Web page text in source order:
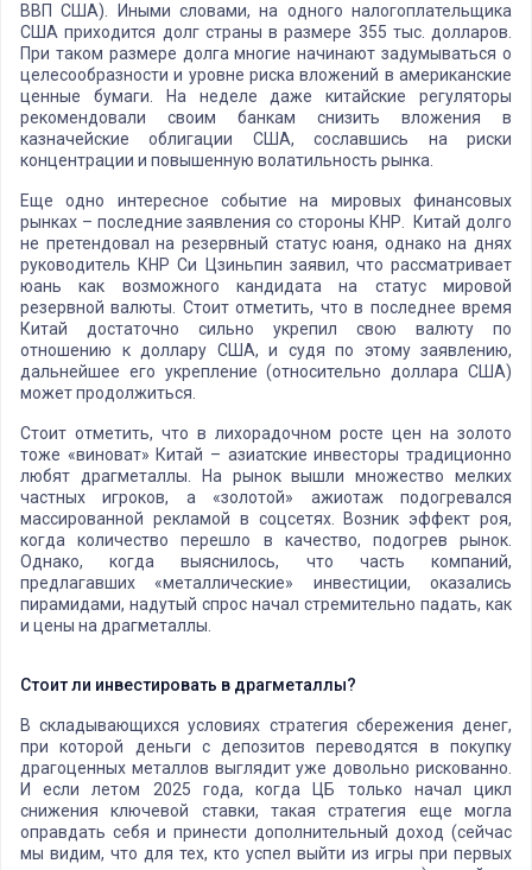
ВВП США). Иными словами, на одного налогоплательщика
США приходится долг страны в размере 355 тыс. долларов.
При таком размере долга многие начинают задумываться о
целесообразности и уровне риска вложений в американские
ценные бумаги. На неделе даже китайские регуляторы
рекомендовали своим банкам снизить вложения в
казначейские облигации США, сославшись на риски
концентрации и повышенную волатильность рынка.
Еще одно интересное событие на мировых финансовых
рынках – последние заявления со стороны КНР. Китай долго
не претендовал на резервный статус юаня, однако на днях
руководитель КНР Си Цзиньпин заявил, что рассматривает
юань как возможного кандидата на статус мировой
резервной валюты. Стоит отметить, что в последнее время
Китай достаточно сильно укрепил свою валюту по
отношению к доллару США, и судя по этому заявлению,
дальнейшее его укрепление (относительно доллара США)
может продолжиться.
Стоит отметить, что в лихорадочном росте цен на золото
тоже «виноват» Китай – азиатские инвесторы традиционно
любят драгметаллы. На рынок вышли множество мелких
частных игроков, а «золотой» ажиотаж подогревался
массированной рекламой в соцсетях. Возник эффект роя,
когда количество перешло в качество, подогрев рынок.
Однако, когда выяснилось, что часть компаний,
предлагавших «металлические» инвестиции, оказались
пирамидами, надутый спрос начал стремительно падать, как
и цены на драгметаллы.
Стоит ли инвестировать в драгметаллы?
В складывающихся условиях стратегия сбережения денег,
при которой деньги с депозитов переводятся в покупку
драгоценных металлов выглядит уже довольно рискованно.
И если летом 2025 года, когда ЦБ только начал цикл
снижения ключевой ставки, такая стратегия еще могла
оправдать себя и принести дополнительный доход (сейчас
мы видим, что для тех, кто успел выйти из игры при первых